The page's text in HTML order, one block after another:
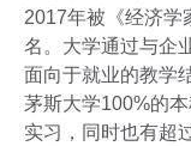
2017年被《经济学
名。大学通过与企
面向于就业的教学
茅斯大学100%的
实习，同时也有超